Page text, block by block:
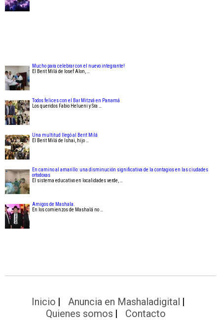
Mucho para celebrar con el nuevo integrante!
El Berit Milá de Iosef Alon, …
Todos felices con el Bar Mitzvá en Panamá
Los queridos Fabio Helueni y Sra …
Una multitud llegó al Berit Milá
El Berit Milá de Ishai, hijo …
En camino al amarillo: una disminución significativa de la contagios en las ciudades
ortodoxas
El sistema educativo en localidades verde, …
Amigos de Mashala.
En los comienzos de Mashalá no …
Inicio
Anuncia en Mashaladigital
Quienes somos
Contacto